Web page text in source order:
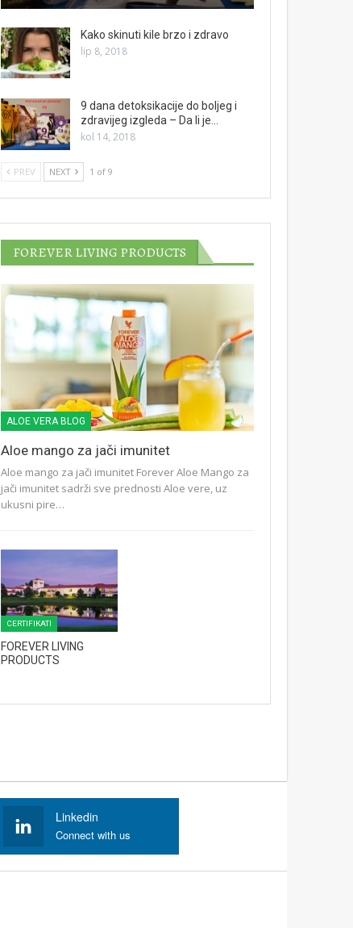
Kako skinuti kile brzo i zdravo
lip 8, 2018
9 dana detoksikacije do boljeg i
zdravijeg izgleda – Da li je…
kol 14, 2018
PREV NEXT 1 of 9
FOREVER LIVING PRODUCTS
ALOE VERA BLOG
Aloe mango za jači imunitet
Aloe mango za jači imunitet Forever Aloe Mango za
jači imunitet sadrži sve prednosti Aloe vere, uz
ukusni pire…
CERTIFIKATI
FOREVER LIVING
PRODUCTS
Linkedin
Connect with us